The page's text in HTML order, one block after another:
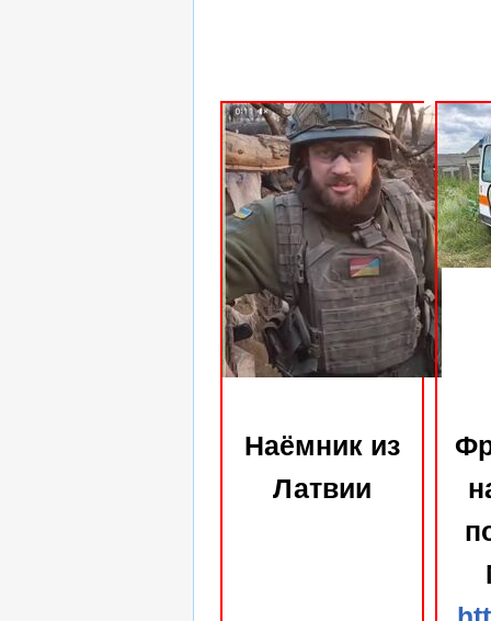
Наёмник из
Латвии